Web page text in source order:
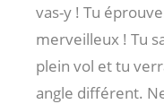
vas-y ! Tu
merveilleux ! Tu
plein vol et tu
angle différent.